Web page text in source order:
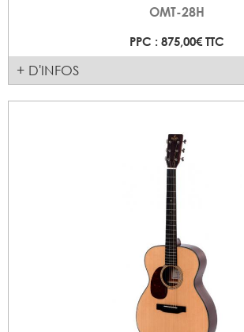
OMT-28H
PPC : 875,00€ TTC
+ D'INFOS